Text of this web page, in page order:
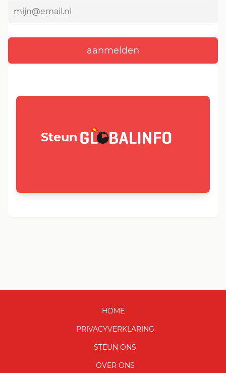
Steun GLOBALINFO.nl
HOME
PRIVACYVERKLARING
STEUN ONS
OVER ONS